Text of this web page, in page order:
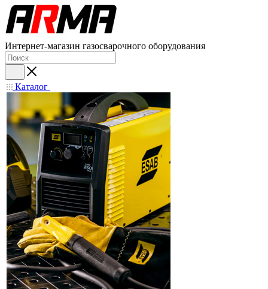
Интернет-магазин газосварочного оборудования
Каталог